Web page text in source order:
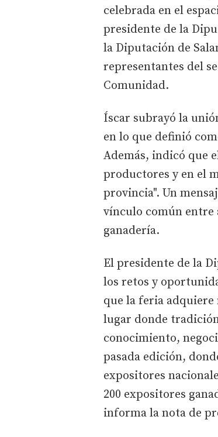
celebrada en el
presidente de la
la Diputación de
representantes del
Comunidad.
Íscar subrayó la
en lo que definió
Además, indicó que
productores y en el
provincia". Un
vínculo común entre
ganadería.
El presidente de la
los retos y
que la feria adquiere
lugar donde
conocimiento,
pasada edición,
expositores
200 expositores
informa la nota de